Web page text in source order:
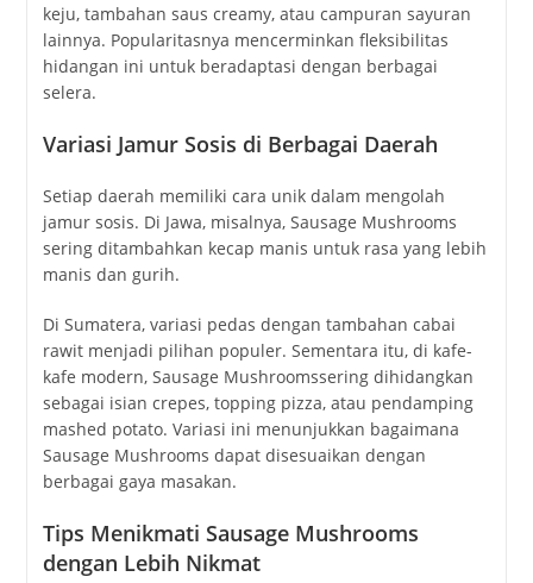
keju, tambahan saus creamy, atau campuran sayuran
lainnya. Popularitasnya mencerminkan fleksibilitas
hidangan ini untuk beradaptasi dengan berbagai
selera.
Variasi Jamur Sosis di Berbagai Daerah
Setiap daerah memiliki cara unik dalam mengolah
jamur sosis. Di Jawa, misalnya, Sausage Mushrooms
sering ditambahkan kecap manis untuk rasa yang lebih
manis dan gurih.
Di Sumatera, variasi pedas dengan tambahan cabai
rawit menjadi pilihan populer. Sementara itu, di kafe-
kafe modern, Sausage Mushroomssering dihidangkan
sebagai isian crepes, topping pizza, atau pendamping
mashed potato. Variasi ini menunjukkan bagaimana
Sausage Mushrooms dapat disesuaikan dengan
berbagai gaya masakan.
Tips Menikmati Sausage Mushrooms
dengan Lebih Nikmat